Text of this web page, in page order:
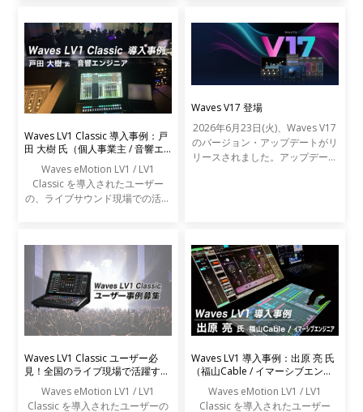
Waves LV1 Classic 導入事例：戸
田 大樹 氏（個人事業主 / 音響エ
Waves eMotion LV1 / LV1
Classic を導入されたユーザー
の、ライブサウンド現場での活用
Waves V17 登場
2026年6月23日(火)、Waves V17
のバージョン・アップデートがリ
リースされました。アップデート
Waves LV1 Classic ユーザー必
見！全国のライブ現場で活躍する
Waves eMotion LV1 / LV1
Classic を導入されたユーザーの
Waves LV1 導入事例：出原 亮 氏
（福山Cable / イマーシブエンジ
Waves eMotion LV1 / LV1
Classic を導入されたユーザー